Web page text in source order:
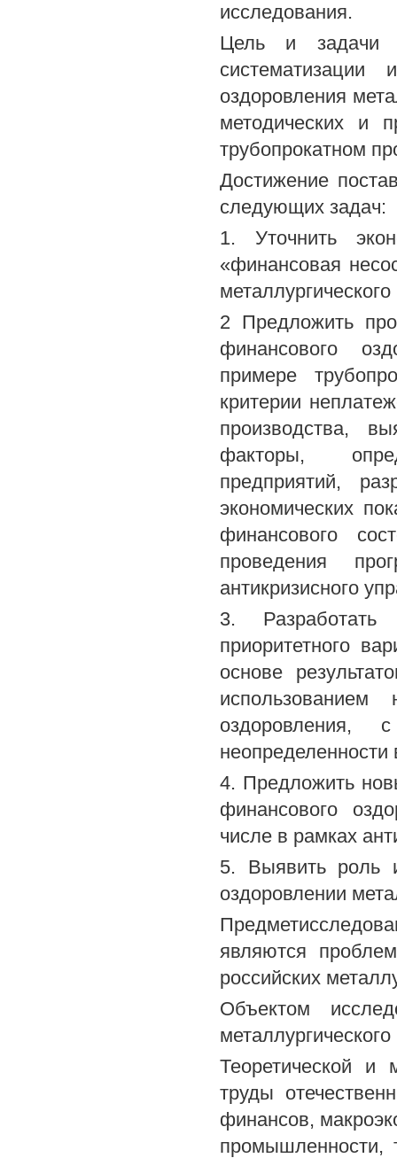
исследования.
Цель и задачи
оздоровления
методических и
трубопрокатном
Достижение
следующих задач:
1. Уточнить
«финансовая
2 Предложить
финансового
примере
критерии
производства,
факторы,
предприятий,
экономических
финансового
проведения
антикризисного
3. Разработать
приоритетного
основе
4. Предложить
финансового
числе в рамках
5. Выявить роль
оздоровлении
являются
российских
Объектом
Теоретической и
труды
финансов,
промышленности,